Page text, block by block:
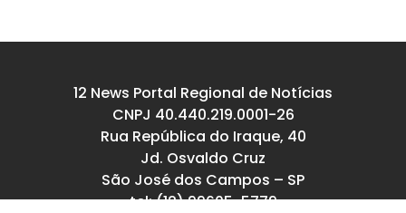
12 News Portal Regional de Notícias
CNPJ 40.440.219.0001-26
Rua República do Iraque, 40
Jd. Osvaldo Cruz
São José dos Campos – SP
tel: (12) 99605-5779